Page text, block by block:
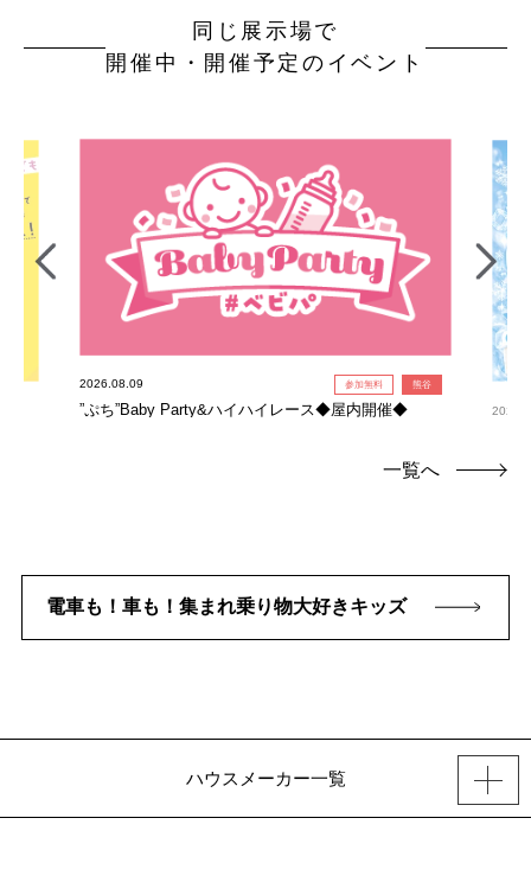
同じ展示場で
開催中・開催予定のイベント
2026.08.09 参加無料 熊谷
”ぷち”Baby Party&ハイハイレース◆屋内開催◆
一覧へ
電車も！車も！集まれ乗り物大好きキッズ
ハウスメーカー一覧